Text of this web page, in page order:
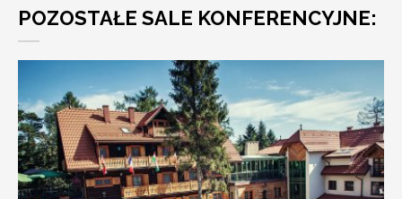
POZOSTAŁE SALE KONFERENCYJNE: